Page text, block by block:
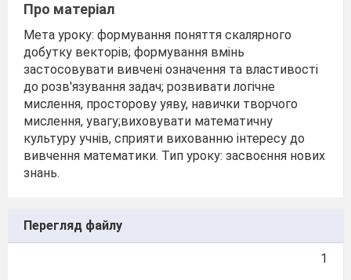
Про матеріал
Мета уроку: формування поняття скалярного
добутку векторів; формування вмінь
застосовувати вивчені означення та властивості
до розв'язування задач; розвивати логічне
мислення, просторову уяву, навички творчого
мислення, увагу;виховувати математичну
культуру учнів, сприяти вихованню інтересу до
вивчення математики. Тип уроку: засвоєння нових
знань.
Перегляд файлу
1